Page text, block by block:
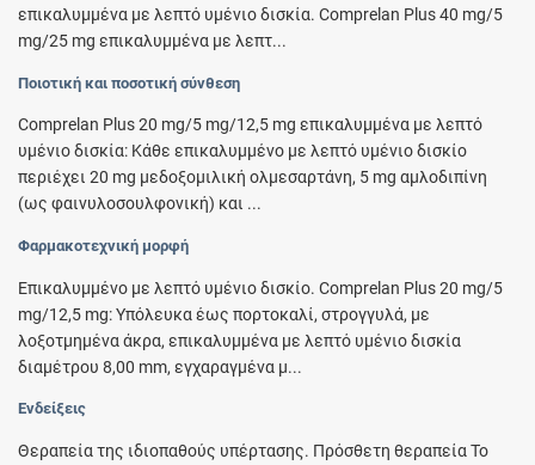
επικαλυµµένα µε λεπτό υµένιο δισκία. Comprelan Plus 40 mg/5
mg/25 mg επικαλυµµένα µε λεπτ...
Ποιοτική και ποσοτική σύνθεση
Comprelan Plus 20 mg/5 mg/12,5 mg επικαλυµµένα µε λεπτό
υµένιο δισκία: Κάθε επικαλυµµένο µε λεπτό υµένιο δισκίο
περιέχει 20 mg μεδοξομιλική ολμεσαρτάνη, 5 mg αµλοδιπίνη
(ως φαινυλοσουλφονική) και ...
Φαρμακοτεχνική μορφή
Επικαλυµµένο µε λεπτό υµένιο δισκίο. Comprelan Plus 20 mg/5
mg/12,5 mg: Υπόλευκα έως πορτοκαλί, στρογγυλά, με
λοξοτμημένα άκρα, επικαλυµµένα µε λεπτό υµένιο δισκία
διαµέτρου 8,00 mm, εγχαραγμένα μ...
Ενδείξεις
Θεραπεία της ιδιοπαθούς υπέρτασης. Πρόσθετη θεραπεία Το